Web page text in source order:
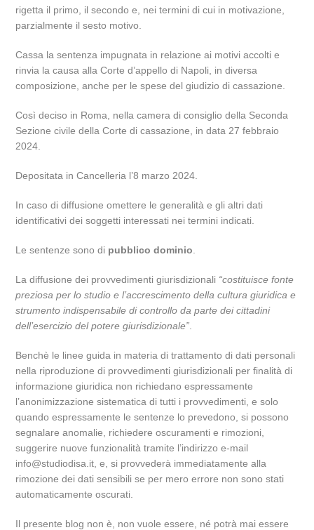
rigetta il primo, il secondo e, nei termini di cui in motivazione,
parzialmente il sesto motivo.
Cassa la sentenza impugnata in relazione ai motivi accolti e
rinvia la causa alla Corte d’appello di Napoli, in diversa
composizione, anche per le spese del giudizio di cassazione.
Così deciso in Roma, nella camera di consiglio della Seconda
Sezione civile della Corte di cassazione, in data 27 febbraio
2024.
Depositata in Cancelleria l’8 marzo 2024.
In caso di diffusione omettere le generalità e gli altri dati
identificativi dei soggetti interessati nei termini indicati.
Le sentenze sono di pubblico dominio
La diffusione dei provvedimenti giurisdizionali “costituisce fonte
preziosa per lo studio e l’accrescimento della cultura giuridica e
strumento indispensabile di controllo da parte dei cittadini
dell’esercizio del potere giurisdizionale”
Benchè le linee guida in materia di trattamento di dati personali
nella riproduzione di provvedimenti giurisdizionali per finalità di
informazione giuridica non richiedano espressamente
l’anonimizzazione sistematica di tutti i provvedimenti, e solo
quando espressamente le sentenze lo prevedono, si possono
segnalare anomalie, richiedere oscuramenti e rimozioni,
suggerire nuove funzionalità tramite l’indirizzo e-mail
info@studiodisa.it, e, si provvederà immediatamente alla
rimozione dei dati sensibili se per mero errore non sono stati
automaticamente oscurati.
Il presente blog non è, non vuole essere, né potrà mai essere